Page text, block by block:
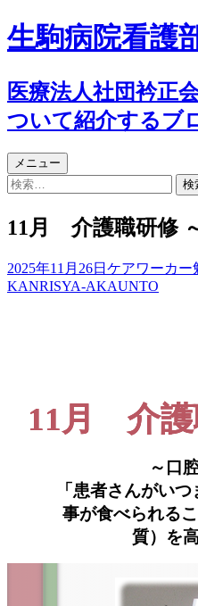
生駒病院看護
医療法人社団衿正
ついて紹介するブ
メニュー コ
ン
テ
ン
ツ
移
動
検
11月 介護職研修
2025年11月26日 ケアワーカー
KANRISYA-AKAUNTO
11月 介護
～口
「患者さんがい
事が食べられる
質）を